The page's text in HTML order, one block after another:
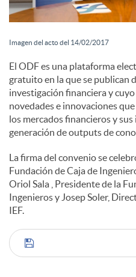
s
Imagen del acto del 14/02/2017
El ODF es una plataforma
gratuito en la que se publican
investigación financiera y
novedades e innovaciones
los mercados financieros y
generación de outputs de
La firma del convenio se
Fundación de Caja de
Oriol Sala , Presidente de la
Ingenieros y Josep Soler,
IEF.
C